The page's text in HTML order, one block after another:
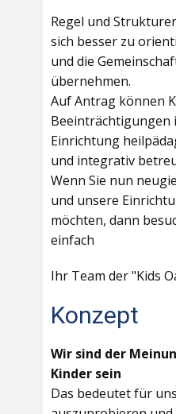
Regel und
sich besser zu
und die
übernehmen.
Auf Antrag können
Beeinträchtigungen
Einrichtung
und integrativ
Wenn Sie nun
und unsere
möchten, dann
einfach
Ihr Team der "Kids
Konzept
Wir sind der
Kinder sein
Das bedeutet für